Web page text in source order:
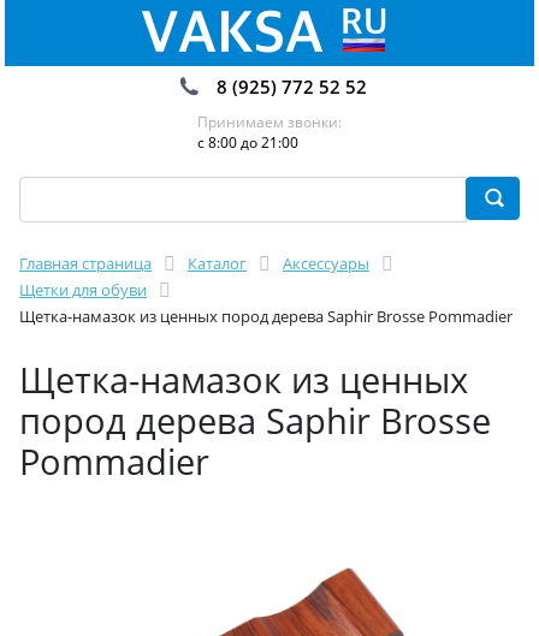
8 (925) 772 52 52
Принимаем звонки:
с 8:00 до 21:00
Главная страница Каталог
Аксессуары
Щетки для обуви
Щетка-намазок из ценных пород дерева Saphir Brosse Pommadier
Щетка-намазок из ценных
пород дерева Saphir Brosse
Pommadier